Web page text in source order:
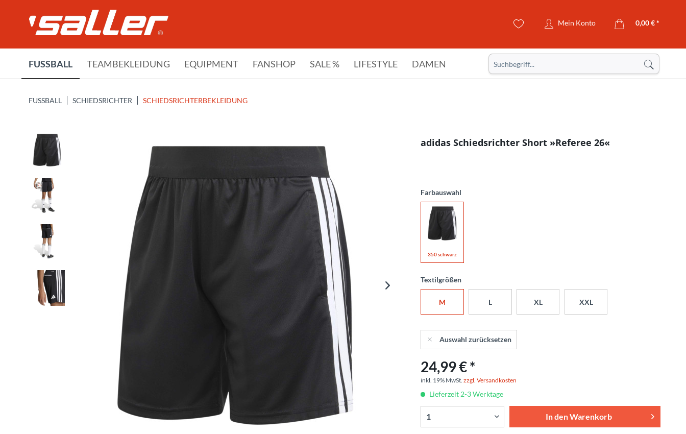
Mein Konto 0,00 € *
FUSSBALL TEAMBEKLEIDUNG EQUIPMENT FANSHOP SALE % LIFESTYLE DAMEN
FUSSBALL SCHIEDSRICHTER SCHIEDSRICHTERBEKLEIDUNG
adidas Schiedsrichter Short »Referee 26«
Farbauswahl
350 schwarz
Textilgrößen
M L XL XXL
Auswahl zurücksetzen
24,99 € *
inkl. 19% MwSt. zzgl. Versandkosten
Lieferzeit 2-3 Werktage
In denWarenkorb